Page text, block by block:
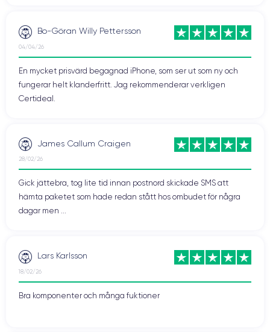
Bo-Göran Willy Pettersson
04/04/26
En mycket prisvärd begagnad iPhone, som ser ut som ny och
fungerar helt klanderfritt. Jag rekommenderar verkligen
Certideal.
James Callum Craigen
28/02/26
Gick jättebra, tog lite tid innan postnord skickade SMS att
hämta paketet som hade redan stått hos ombudet för några
dagar men ...
Lars Karlsson
18/02/26
Bra komponenter och många fuktioner